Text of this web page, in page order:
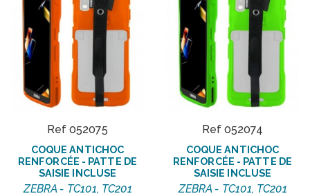
Ref 052075
COQUE ANTICHOC
RENFORCÉE - PATTE DE
SAISIE INCLUSE
ZEBRA - TC101, TC201
Ref 052074
COQUE ANTICHOC
RENFORCÉE - PATTE DE
SAISIE INCLUSE
ZEBRA - TC101, TC201